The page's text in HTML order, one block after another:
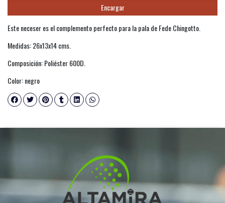
Encargar
Este neceser es el complemento perfecto para la pala de Fede Chingotto.
Medidas: 26x13x14 cms.
Composición: Poliéster 600D.
Color: negro